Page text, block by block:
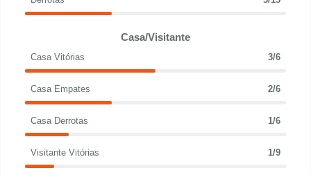
Casa/Visitante
Casa Vitórias 3/6
Casa Empates 2/6
Casa Derrotas 1/6
Visitante Vitórias 1/9